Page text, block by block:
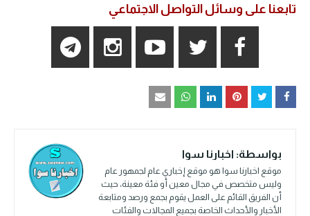
تابعنا على وسائل التواصل الاجتماعي
بواسطة: اخبارنا سوا
موقع اخبارنا سوا هو موقع إخباري عام لجمهور عام
وليس متخصص في مجال معين أو فئة معينة، حيث
أن الفريق القائم على العمل يقوم بجمع ورصد ومتابعة
الأخبار والأحداث الخاصة بجميع المجالات والفئات